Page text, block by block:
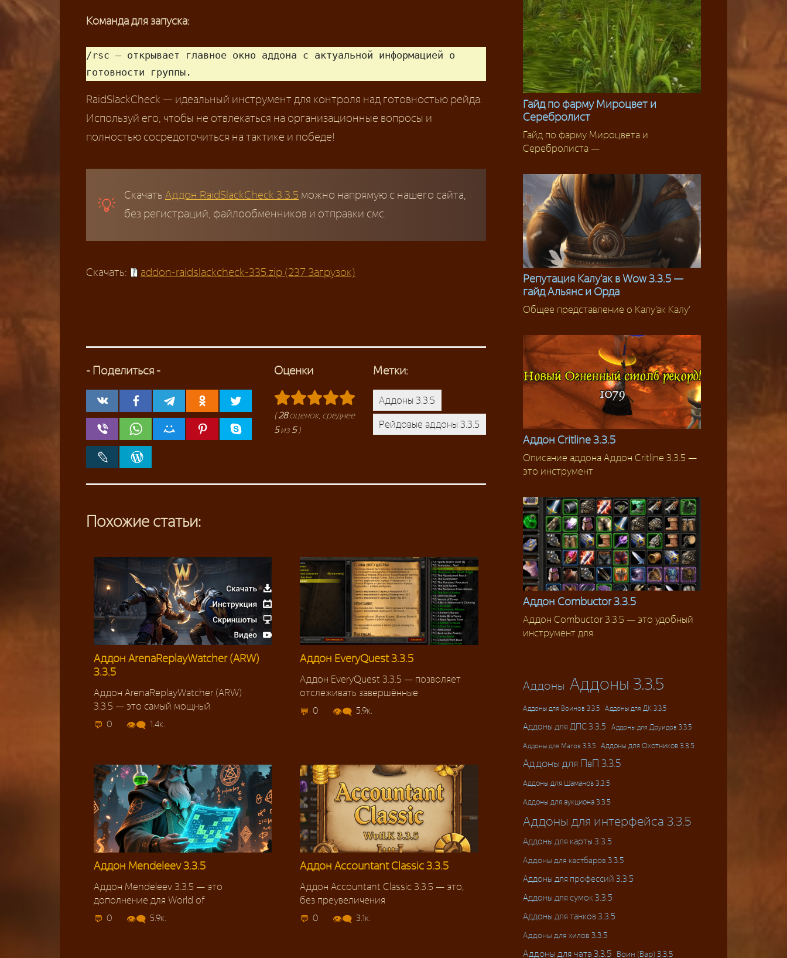
Команда для запуска:
/rsc — открывает главное окно аддона с актуальной информацией о
готовности группы.
RaidSlackCheck — идеальный инструмент для контроля над готовностью рейда.
Используй его, чтобы не отвлекаться на организационные вопросы и
полностью сосредоточиться на тактике и победе!
Скачать Аддон RaidSlackCheck 3.3.5 можно напрямую с нашего сайта,
без регистраций, файлообменников и отправки смс.
Скачать: addon-raidslackcheck-335.zip (237 Загрузок)
- Поделиться - Оценки
(28оценок, среднее
5из 5)
Метки:
Аддоны 3.3.5
Рейдовые аддоны 3.3.5
Похожие статьи:
Аддон ArenaReplayWatcher (ARW)
3.3.5
Аддон ArenaReplayWatcher (ARW)
3.3.5 — это самый мощный
0 1.4к.
Аддон EveryQuest 3.3.5
Аддон EveryQuest 3.3.5 — позволяет
отслеживать завершённые
0 5.9к.
Аддон Mendeleev 3.3.5
Аддон Mendeleev 3.3.5 — это
дополнение для World of
0 5.9к.
Аддон Accountant Classic 3.3.5
Аддон Accountant Classic 3.3.5 — это,
без преувеличения
0 3.1к.
Фарм
Гайд по фарму Мироцвет и
Серебролист
Гайд по фарму Мироцвета и
Серебролиста —
Репутация 3.3.5
Репутация Калу’ак в Wow 3.3.5 —
гайд Альянс и Орда
Общее представление о Калу’ак Калу’
Аддоны для ДПС
Аддон Critline 3.3.5
Описание аддона Аддон Critline 3.3.5 —
это инструмент
Аддоны 3.3.5
Аддон Combuctor 3.3.5
Аддон Combuctor 3.3.5 — это удобный
инструмент для
Аддоны Аддоны 3.3.5
Аддоны для Воинов 3.3.5 Аддоны для ДК 3.3.5
Аддоны для ДПС 3.3.5 Аддоны для Друидов 3.3.5
Аддоны для Магов 3.3.5 Аддоны для Охотников 3.3.5
Аддоны для ПвП 3.3.5
Аддоны для Шаманов 3.3.5
Аддоны для аукциона 3.3.5
Аддоны для интерфейса 3.3.5
Аддоны для карты 3.3.5
Аддоны для кастбаров 3.3.5
Аддоны для профессий 3.3.5
Аддоны для сумок 3.3.5
Аддоны для танков 3.3.5
Аддоны для хилов 3.3.5
Аддоны для чата 3.3.5 Воин (Вар) 3.3.5